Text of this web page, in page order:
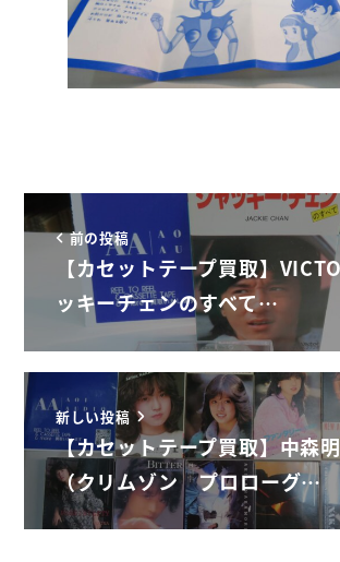
前の投稿
【カセットテープ買取】
ッキーチェンのすべて…
新しい投稿
【カセットテープ買取】中森
（クリムゾン プロローグ…